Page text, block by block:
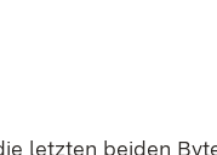
letzten beiden